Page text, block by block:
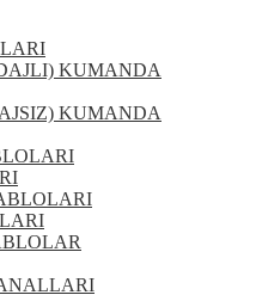
KUMANDA
KUMANDA